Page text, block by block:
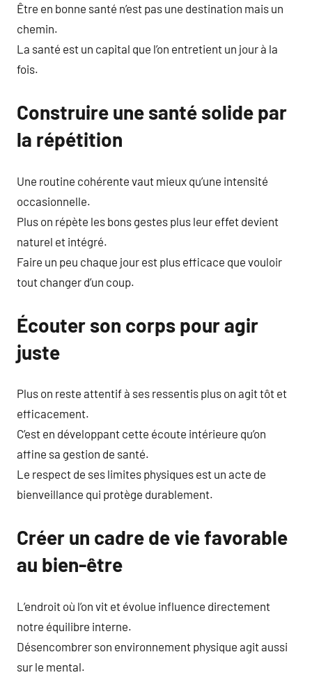
Être en bonne santé n’est pas une destination mais un
chemin.
La santé est un capital que l’on entretient un jour à la
fois.
Construire une santé solide par
la répétition
Une routine cohérente vaut mieux qu’une intensité
occasionnelle.
Plus on répète les bons gestes plus leur effet devient
naturel et intégré.
Faire un peu chaque jour est plus efficace que vouloir
tout changer d’un coup.
Écouter son corps pour agir
juste
Plus on reste attentif à ses ressentis plus on agit tôt et
efficacement.
C’est en développant cette écoute intérieure qu’on
affine sa gestion de santé.
Le respect de ses limites physiques est un acte de
bienveillance qui protège durablement.
Créer un cadre de vie favorable
au bien-être
L’endroit où l’on vit et évolue influence directement
notre équilibre interne.
Désencombrer son environnement physique agit aussi
sur le mental.